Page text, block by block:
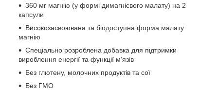
360 мг магнію (у формі димагнієвого малату) на 2
капсули
Високозасвоювана та біодоступна форма малату
магнію
Спеціально розроблена добавка для підтримки
вироблення енергії та функції м'язів
Без глютену, молочних продуктів та сої
Без ГМО